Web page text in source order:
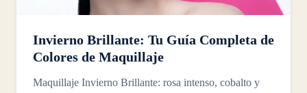
Invierno Brillante: Tu Guía Completa de
Colores de Maquillaje
Maquillaje Invierno Brillante: rosa intenso, cobalto y